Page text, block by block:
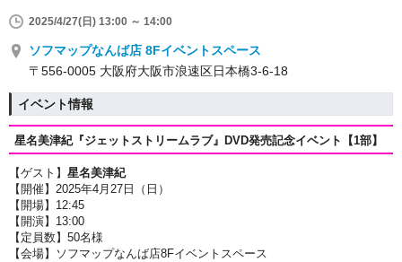
2025/4/27(日) 13:00 ～ 14:00
ソフマップなんば店 8Fイベントスペース
〒556-0005 大阪府大阪市浪速区日本橋3-6-18
イベント情報
星名美津紀『ジェットストリームラブ』DVD発売記念イベント【1部】
【ゲスト】 星名美津紀
【開催】2025年4月27日（日）
【開場】12:45
【開演】13:00
【定員数】50名様
【会場】ソフマップなんば店8Fイベントスペース